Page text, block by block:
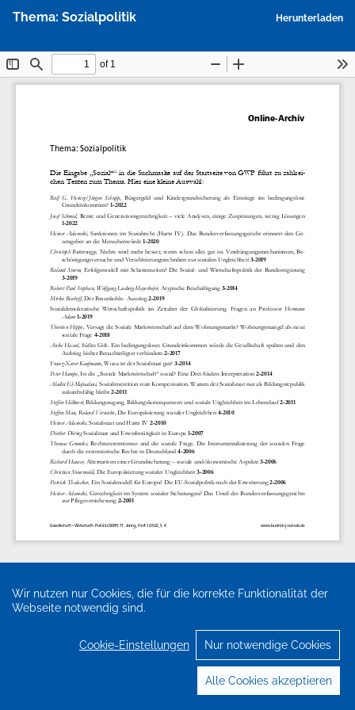
Wir nutzen nur Cookies, die für die korrekte Funktionalität der
Webseite notwendig sind.
Cookie-Einstellungen Nur notwendige Cookies
Alle Cookies akzeptieren
Artikeldetails
Thema: Sozialpolitik Herunterladen